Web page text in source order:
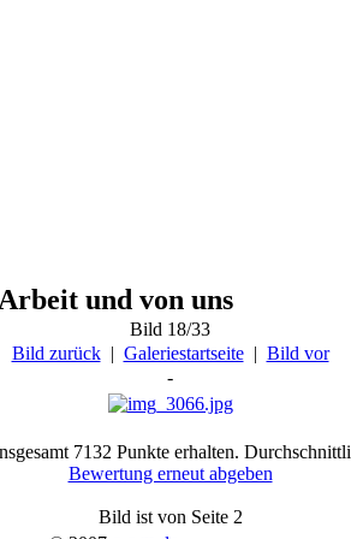
und von uns
Bild 18/33
Bild zurück| Galeriestartseite| Bild vor
-
7132 Punkte erhalten.
Bewertung erneut abgeben
Bild ist von Seite 2